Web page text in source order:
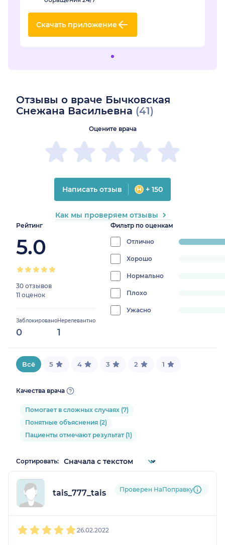
Скачать приложение
Отзывы о враче Бычковская
Снежана Васильевна (41)
Рейтинг
5.0
30 отзывов
11 оценок
Заблокировано
0
Нерелевантно
1
Фильтр по оценкам
Отлично
progress:
Хорошо
0%
Нормально
0%
Плохо
progress:
Ужасно
0%
Оцените врача
Написать отзыв + 150
Как мы проверяем отзывы
Всё 5 4 3 2 1
Качества врача
Помогает в сложных случаях (7)
Понятные объяснения (2)
Пациенты отмечают результат (1)
Сортировать:
tais_777_tais Проверен НаПоправку
26.02.2022